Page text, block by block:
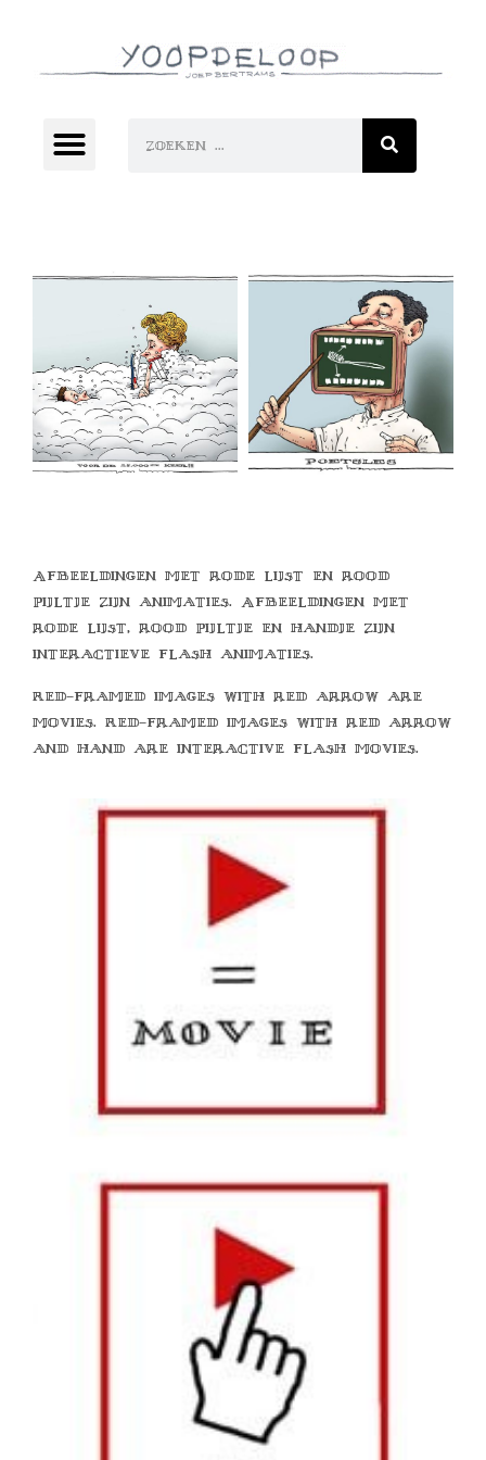
Afbeeldingen met rode lijst en rood
pijltje zijn animaties. Afbeeldingen met
rode lijst, rood pijltje en handje zijn
interactieve flash animaties.
Red-framed images with red arrow are
movies. Red-framed images with red arrow
and hand are interactive flash movies.